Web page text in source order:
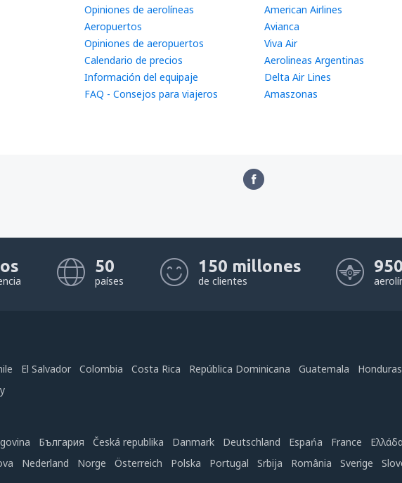
Opiniones de aerolíneas
Aeropuertos
Opiniones de aeropuertos
Calendario de precios
Información del equipaje
FAQ - Consejos para viajeros
American Airlines
Avianca
Viva Air
Aerolineas Argentinas
Delta Air Lines
Amaszonas
50
países
150 millones
de clientes
950
El Salvador Colombia Costa Rica República Dominicana Guatemala Honduras
България Česká republika Danmark Deutschland Espańa France
Nederland Norge Österreich Polska Portugal Srbija România Sverige